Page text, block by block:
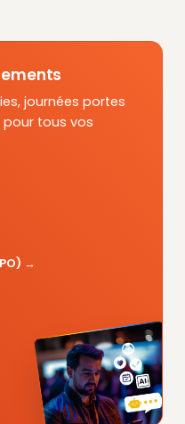
journées portes
tous vos